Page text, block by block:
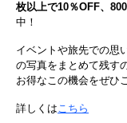
枚以上で10％OFF、
中！
イベントや旅先での思
の写真をまとめて残す
お得なこの機会をぜひ
詳しくはこちら